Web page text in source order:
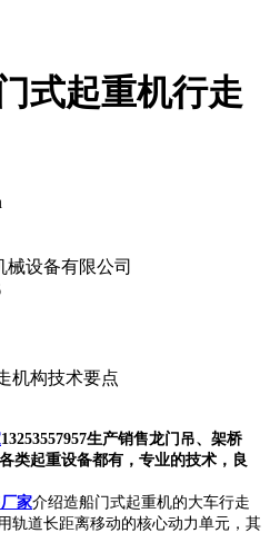
式起重机行走
设备有限公司
机构技术要点
13253557957生产销售龙门吊、架桥
类起重设备都有，专业的技术，良
家介绍造船门式起重机的大车行走
轨道长距离移动的核心动力单元，其